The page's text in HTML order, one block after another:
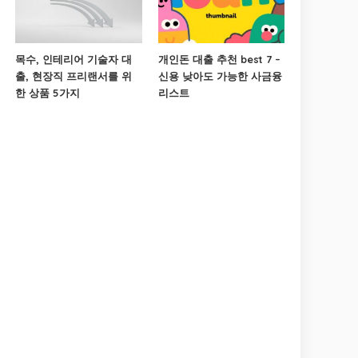
목수, 인테리어 기술자 대
출, 현장직 프리랜서를 위
한 상품 5가지
개인돈 대출 추천 best 7 –
신용 낮아도 가능한 사금융
리스트